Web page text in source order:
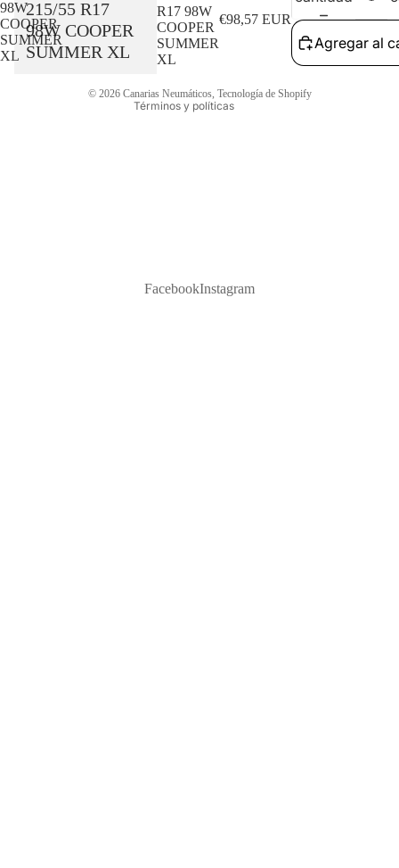
98W
COOPER
SUMMER
XL
215/55 R17
98W COOPER
SUMMER XL
R17 98W
COOPER
SUMMER
XL
€98,57 EUR
Agregar al
© 2026 Canarias Neumáticos, Tecnología de Shopify
Términos y políticas
Política de envío
Información de contacto
FacebookInstagram